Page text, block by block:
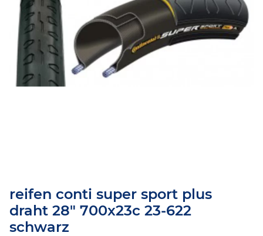
reifen conti super sport plus
draht 28" 700x23c 23-622
schwarz